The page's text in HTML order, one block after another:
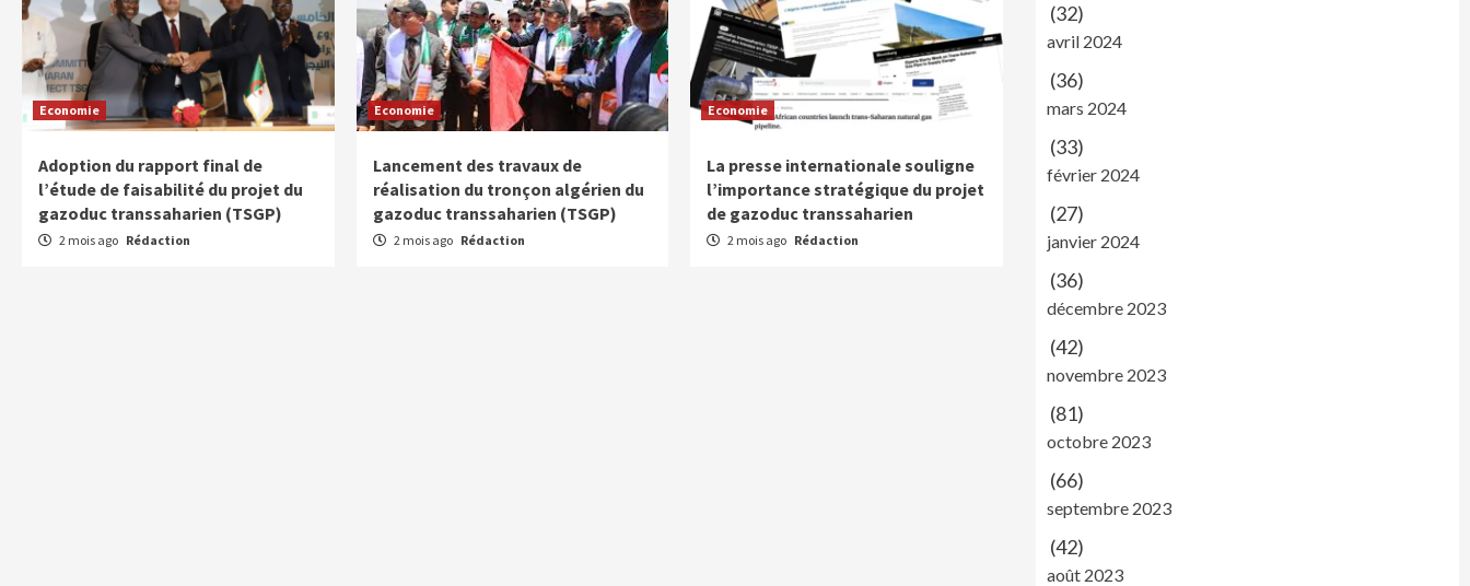
Economie
Adoption du rapport final de
l’étude de faisabilité du projet du
gazoduc transsaharien (TSGP)
2 mois ago Rédaction
Economie
Lancement des travaux de
réalisation du tronçon algérien du
gazoduc transsaharien (TSGP)
2 mois ago Rédaction
Economie
La presse internationale souligne
l’importance stratégique du projet
de gazoduc transsaharien
2 mois ago Rédaction
(32)
avril 2024
(36)
mars 2024
(33)
février 2024
(27)
janvier 2024
(36)
décembre 2023
(42)
novembre 2023
(81)
octobre 2023
(66)
septembre 2023
(42)
août 2023